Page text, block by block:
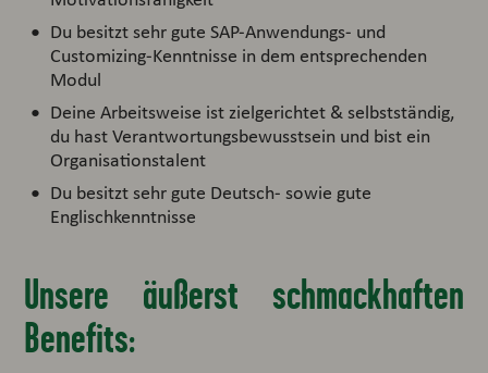
Du besitzt sehr gute SAP-Anwendungs- und
Customizing-Kenntnisse in dem entsprechenden
Modul
Deine Arbeitsweise ist zielgerichtet & selbstständig,
du hast Verantwortungsbewusstsein und bist ein
Organisationstalent
Du besitzt sehr gute Deutsch- sowie gute
Englischkenntnisse
Unsere äußerst schmackhaften
Benefits: